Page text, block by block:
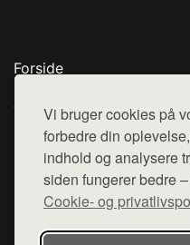
Vi bruger cookies på
forbedre din
indhold og analysere
siden fungerer bedre
Cookie- og
Forside
Top Rabatter
Blog
Kontakt